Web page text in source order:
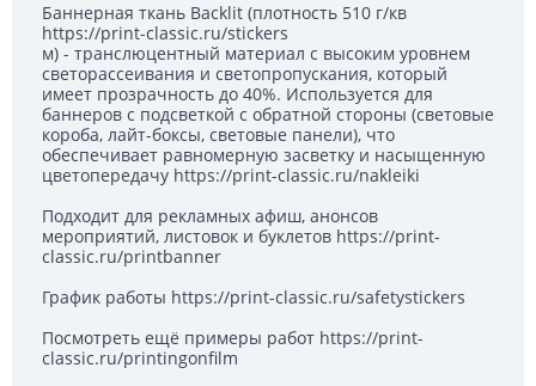
Баннерная ткань Backlit (плотность 510 г/кв
https://print-classic.ru/stickers
м) - транслюцентный материал с высоким уровнем
светорассеивания и светопропускания, который
имеет прозрачность до 40%. Используется для
баннеров с подсветкой с обратной стороны (световые
короба, лайт-боксы, световые панели), что
обеспечивает равномерную засветку и насыщенную
цветопередачу https://print-classic.ru/nakleiki
Подходит для рекламных афиш, анонсов
мероприятий, листовок и буклетов https://print-
classic.ru/printbanner
График работы https://print-classic.ru/safetystickers
Посмотреть ещё примеры работ https://print-
classic.ru/printingonfilm